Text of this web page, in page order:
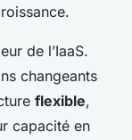
de l’IaaS.
changeants
flexible,
capacité en